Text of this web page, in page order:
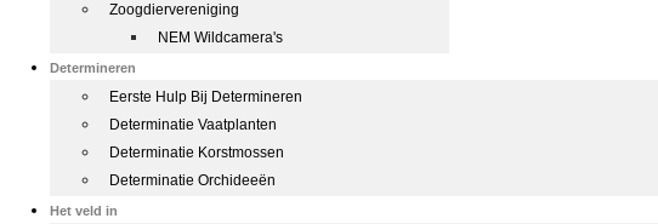
Zoogdiervereniging
NEM Wildcamera's
Determineren
Eerste Hulp Bij Determineren
Determinatie Vaatplanten
Determinatie Korstmossen
Determinatie Orchideeën
Het veld in